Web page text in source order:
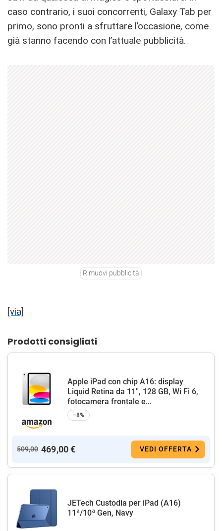
caso contrario, i suoi concorrenti, Galaxy Tab per
primo, sono pronti a sfruttare l’occasione, come
già stanno facendo con l’attuale pubblicità.
Rimuovi pubblicità
[via]
Prodotti consigliati
Apple iPad con chip A16: display
Liquid Retina da 11'', 128 GB, Wi Fi 6,
fotocamera frontale e...
−8%
509,00 469,00 € VEDI OFFERTA
JETech Custodia per iPad (A16)
11ª/10ª Gen, Navy